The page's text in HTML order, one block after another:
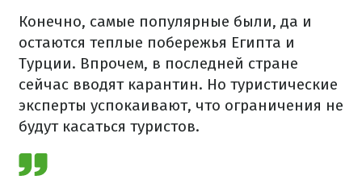
Конечно, самые популярные были, да и
остаются теплые побережья Египта и
Турции. Впрочем, в последней стране
сейчас вводят карантин. Но туристические
эксперты успокаивают, что ограничения не
будут касаться туристов.